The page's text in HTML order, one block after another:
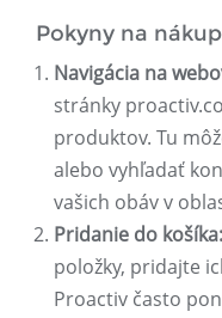
Pokyny na nákup
Navigácia na
stránky
produktov. Tu
alebo vyhľadať
vašich obáv v
Pridanie do košíka:
položky, pridajte
Proactiv často